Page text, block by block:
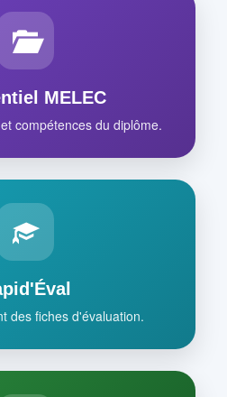
MELEC
compétences du diplôme.
des fiches d'évaluation.